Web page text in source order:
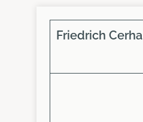
Friedrich Cerha